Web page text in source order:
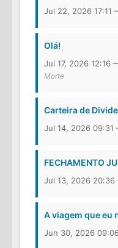
Jul 22, 2026 17:11
Olá!
Jul 17, 2026 12:16
Morte
Carteira de
Jul 14, 2026
FECHAMENTO
Jul 13, 2026
A viagem que eu
Jun 30, 2026